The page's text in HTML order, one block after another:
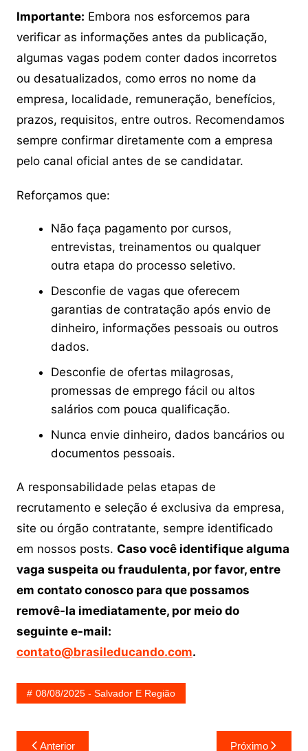
Importante: Embora nos esforcemos para
verificar as informações antes da publicação,
algumas vagas podem conter dados incorretos
ou desatualizados, como erros no nome da
empresa, localidade, remuneração, benefícios,
prazos, requisitos, entre outros. Recomendamos
sempre confirmar diretamente com a empresa
pelo canal oficial antes de se candidatar.
Reforçamos que:
Não faça pagamento por cursos,
entrevistas, treinamentos ou qualquer
outra etapa do processo seletivo.
Desconfie de vagas que oferecem
garantias de contratação após envio de
dinheiro, informações pessoais ou outros
dados.
Desconfie de ofertas milagrosas,
promessas de emprego fácil ou altos
salários com pouca qualificação.
Nunca envie dinheiro, dados bancários ou
documentos pessoais.
A responsabilidade pelas etapas de
recrutamento e seleção é exclusiva da empresa,
site ou órgão contratante, sempre identificado
em nossos posts. Caso você identifique alguma
vaga suspeita ou fraudulenta, por favor, entre
em contato conosco para que possamos
removê-la imediatamente, por meio do
seguinte e-mail:
contato@brasileducando.com.
08/08/2025 - Salvador E Região
Navegação
Anterior Próximo